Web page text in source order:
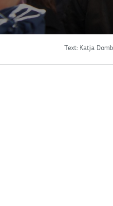
Text: Katja